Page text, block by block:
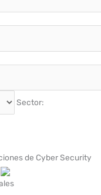
Sector:
de Cyber Security